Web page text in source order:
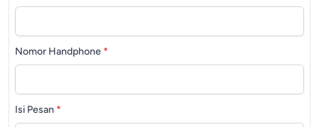
Nomor Handphone *
Isi Pesan *